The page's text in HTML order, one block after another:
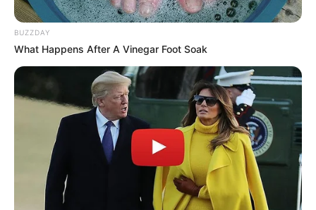
BUZZDAY
What Happens After A Vinegar Foot Soak